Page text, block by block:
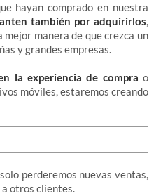
hayan comprado en nuestra
también por adquirirlos,
mejor manera de que crezca un
y grandes empresas.
la experiencia de compra o
móviles, estaremos creando
perderemos nuevas ventas,
a otros clientes.